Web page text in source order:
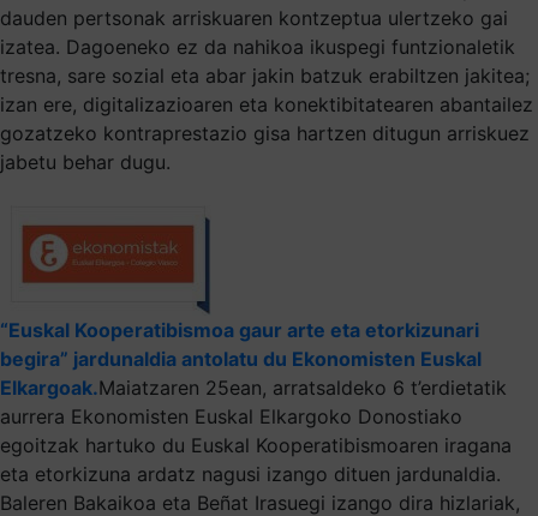
dauden pertsonak arriskuaren kontzeptua ulertzeko gai
izatea. Dagoeneko ez da nahikoa ikuspegi funtzionaletik
tresna, sare sozial eta abar jakin batzuk erabiltzen jakitea;
izan ere, digitalizazioaren eta konektibitatearen abantailez
gozatzeko kontraprestazio gisa hartzen ditugun arriskuez
jabetu behar dugu.
“Euskal Kooperatibismoa gaur arte eta etorkizunari
begira” jardunaldia antolatu du Ekonomisten Euskal
Elkargoak.Maiatzaren 25ean, arratsaldeko 6 t’erdietatik
aurrera Ekonomisten Euskal Elkargoko Donostiako
egoitzak hartuko du Euskal Kooperatibismoaren iragana
eta etorkizuna ardatz nagusi izango dituen jardunaldia.
Baleren Bakaikoa eta Beñat Irasuegi izango dira hizlariak,